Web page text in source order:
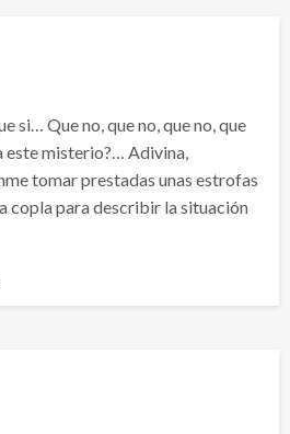
si… Que no, que no, que no, que
este misterio?… Adivina,
tomar prestadas unas estrofas
copla para describir la situación